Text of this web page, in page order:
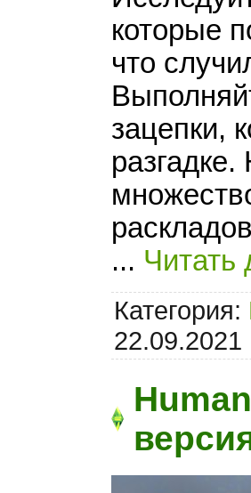
которые
что
зацепки,
... Читать
Категория:
22.09.2021